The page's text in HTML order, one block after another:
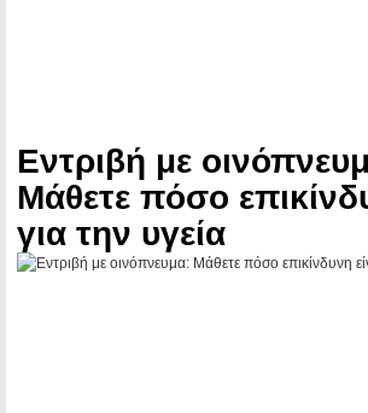
Εντριβή με
Μάθετε πόσο
για την υγεία